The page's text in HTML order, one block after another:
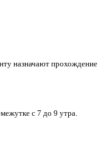
назначают прохождение
с 7 до 9 утра.